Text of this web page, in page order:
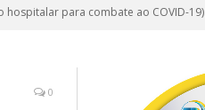
hospitalar para combate ao COVID-19)
0